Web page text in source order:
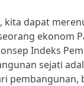
kita dapat
ekonom
Indeks
sejati
pembangunan,